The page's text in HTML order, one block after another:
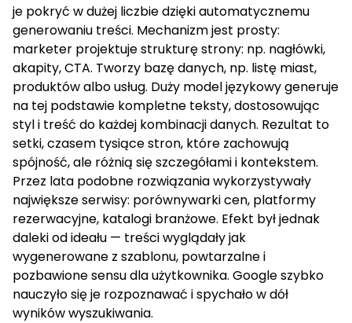
je pokryć w dużej liczbie dzięki automatycznemu
generowaniu treści. Mechanizm jest prosty:
marketer projektuje strukturę strony: np. nagłówki,
akapity, CTA. Tworzy bazę danych, np. listę miast,
produktów albo usług. Duży model językowy generuje
na tej podstawie kompletne teksty, dostosowując
styl i treść do każdej kombinacji danych. Rezultat to
setki, czasem tysiące stron, które zachowują
spójność, ale różnią się szczegółami i kontekstem.
Przez lata podobne rozwiązania wykorzystywały
największe serwisy: porównywarki cen, platformy
rezerwacyjne, katalogi branżowe. Efekt był jednak
daleki od ideału — treści wyglądały jak
wygenerowane z szablonu, powtarzalne i
pozbawione sensu dla użytkownika. Google szybko
nauczyło się je rozpoznawać i spychało w dół
wyników wyszukiwania.